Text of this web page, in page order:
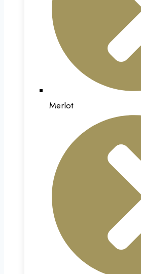
Merlot